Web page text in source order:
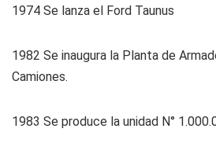
1974 Se lanza el Ford Taunus
1982 Se inaugura la Planta de
Camiones.
1983 Se produce la unidad N°